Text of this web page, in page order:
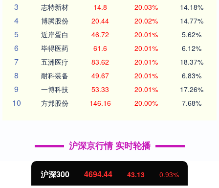
3 志特新材 14.8 20.03% 14.18%
4 博腾股份 20.44 20.02% 14.77%
5 近岸蛋白 46.72 20.01% 5.62%
6 毕得医药 61.6 20.01% 6.12%
7 五洲医疗 83.62 20.01% 18.37%
8 耐科装备 49.67 20.01% 6.83%
9 一博科技 53.33 20.01% 17.26%
10 方邦股份 146.16 20.00% 7.68%
沪深京行情 实时轮播
北证50 1134.24 11.37